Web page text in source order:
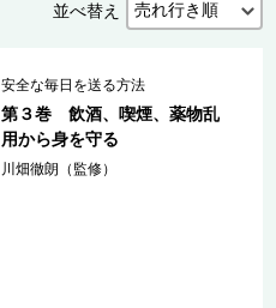
並べ替え
安全な毎日を送る方法
第３巻 飲酒、喫煙、薬物乱
用から身を守る
川畑徹朗（監修）